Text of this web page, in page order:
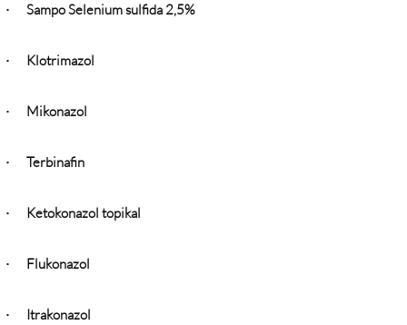
· Sampo Selenium sulfida 2,5%
· Klotrimazol
· Mikonazol
· Terbinafin
· Ketokonazol topikal
· Flukonazol
· Itrakonazol